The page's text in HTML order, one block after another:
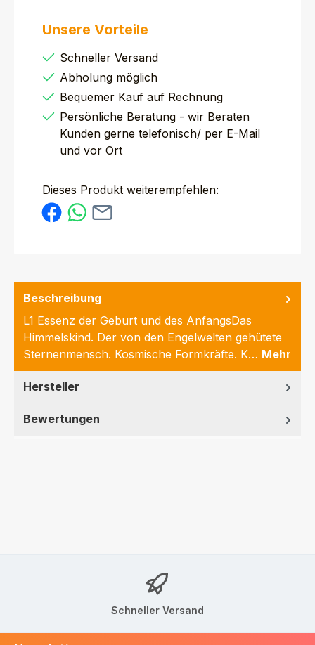
Unsere Vorteile
Schneller Versand
Abholung möglich
Bequemer Kauf auf Rechnung
Persönliche Beratung - wir Beraten
Kunden gerne telefonisch/ per E-Mail
und vor Ort
Dieses Produkt weiterempfehlen:
Beschreibung
L1 Essenz der Geburt und des AnfangsDas
Himmelskind. Der von den Engelwelten gehütete
Sternenmensch. Kosmische Formkräfte. K… Mehr
Hersteller
Bewertungen
Schneller Versand